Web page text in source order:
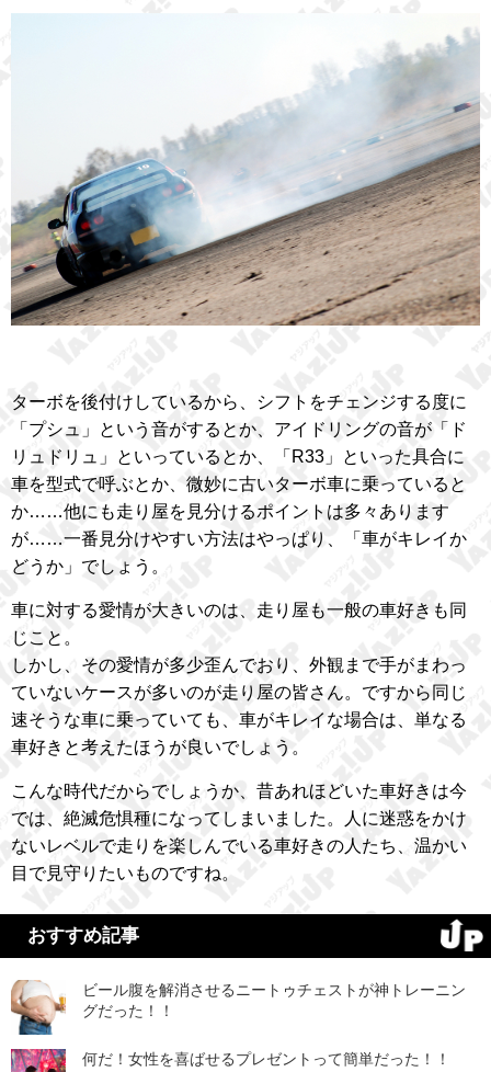
ターボを後付けしているから、シフトをチェンジする度に
「プシュ」という音がするとか、アイドリングの音が「ド
リュドリュ」といっているとか、「R33」といった具合に
車を型式で呼ぶとか、微妙に古いターボ車に乗っていると
か……他にも走り屋を見分けるポイントは多々あります
が……一番見分けやすい方法はやっぱり、「車がキレイか
どうか」でしょう。
車に対する愛情が大きいのは、走り屋も一般の車好きも同
じこと。
しかし、その愛情が多少歪んでおり、外観まで手がまわっ
ていないケースが多いのが走り屋の皆さん。ですから同じ
速そうな車に乗っていても、車がキレイな場合は、単なる
車好きと考えたほうが良いでしょう。
こんな時代だからでしょうか、昔あれほどいた車好きは今
では、絶滅危惧種になってしまいました。人に迷惑をかけ
ないレベルで走りを楽しんでいる車好きの人たち、温かい
目で見守りたいものですね。
おすすめ記事
ビール腹を解消させるニートゥチェストが神トレーニン
グだった！！
何だ！女性を喜ばせるプレゼントって簡単だった！！